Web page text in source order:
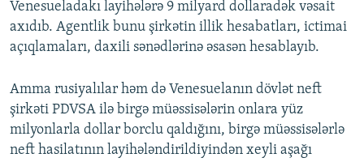
Venesueladakı layihələrə 9 milyard dollaradək vəsait
axıdıb. Agentlik bunu şirkətin illik hesabatları, ictimai
açıqlamaları, daxili sənədlərinə əsasən hesablayıb.
Amma rusiyalılar həm də Venesuelanın dövlət neft
şirkəti PDVSA ilə birgə müəssisələrin onlara yüz
milyonlarla dollar borclu qaldığını, birgə müəssisələrlə
neft hasilatının layihələndirildiyindən xeyli aşağı